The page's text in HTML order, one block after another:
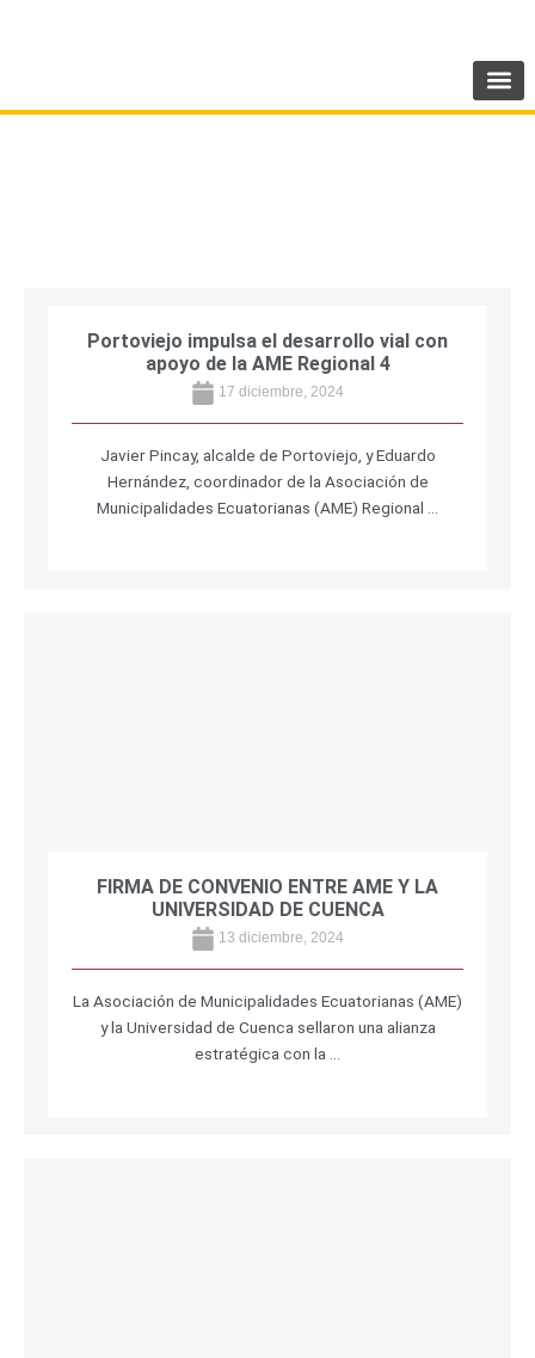
Portoviejo impulsa el desarrollo vial con
apoyo de la AME Regional 4
17 diciembre, 2024
Javier Pincay, alcalde de Portoviejo, y Eduardo
Hernández, coordinador de la Asociación de
Municipalidades Ecuatorianas (AME) Regional …
FIRMA DE CONVENIO ENTRE AME Y LA
UNIVERSIDAD DE CUENCA
13 diciembre, 2024
La Asociación de Municipalidades Ecuatorianas (AME)
y la Universidad de Cuenca sellaron una alianza
estratégica con la …